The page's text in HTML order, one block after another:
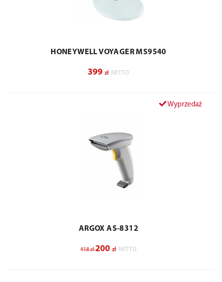
HONEYWELL VOYAGER MS9540
399 zł NETTO
Wyprzedaż
ARGOX AS-8312
418zł200 zł NETTO